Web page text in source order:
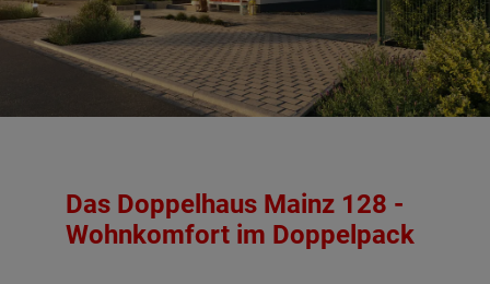
Das Doppelhaus Mainz 128 -
Wohnkomfort im Doppelpack